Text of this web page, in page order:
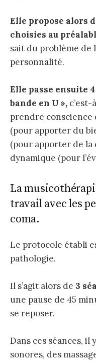
Elle propose alors
choisies au
sait du problème de
personnalité.
Elle passe ensuite
bande en U »,
prendre conscience
(pour apporter du
(pour apporter de la
dynamique (pour
La
travail avec les
coma.
Le protocole établi
pathologie.
Il s’agit alors de 3
une pause de 45
se reposer.
Dans ces séances, il
sonores, des